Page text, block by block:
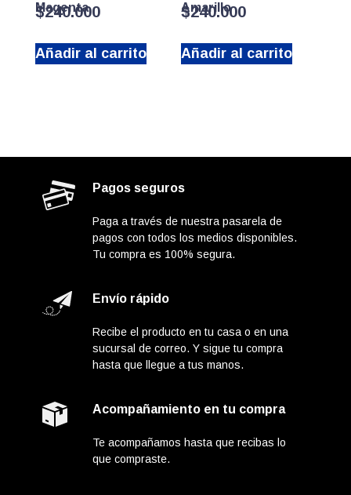
Magenta
$240.000
Añadir al carrito
Amarillo
$240.000
Añadir al carrito
Pagos seguros
Paga a través de nuestra pasarela de
pagos con todos los medios disponibles.
Tu compra es 100% segura.
Envío rápido
Recibe el producto en tu casa o en una
sucursal de correo. Y sigue tu compra
hasta que llegue a tus manos.
Acompañamiento en tu compra
Te acompañamos hasta que recibas lo
que compraste.